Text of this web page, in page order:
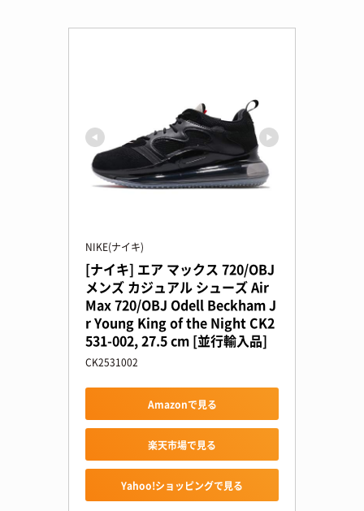
NIKE(ナイキ)
[ナイキ] エア マックス 720/OBJ
メンズ カジュアル シューズ Air
Max 720/OBJ Odell Beckham J
r Young King of the Night CK2
531-002, 27.5 cm [並行輸入品]
CK2531002
Amazonで見る
楽天市場で見る
Yahoo!ショッピングで見る